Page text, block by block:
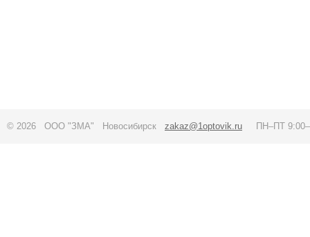
© 2026 ООО "ЗМА" Новосибирск zakaz@1optovik.ru ПН–ПТ